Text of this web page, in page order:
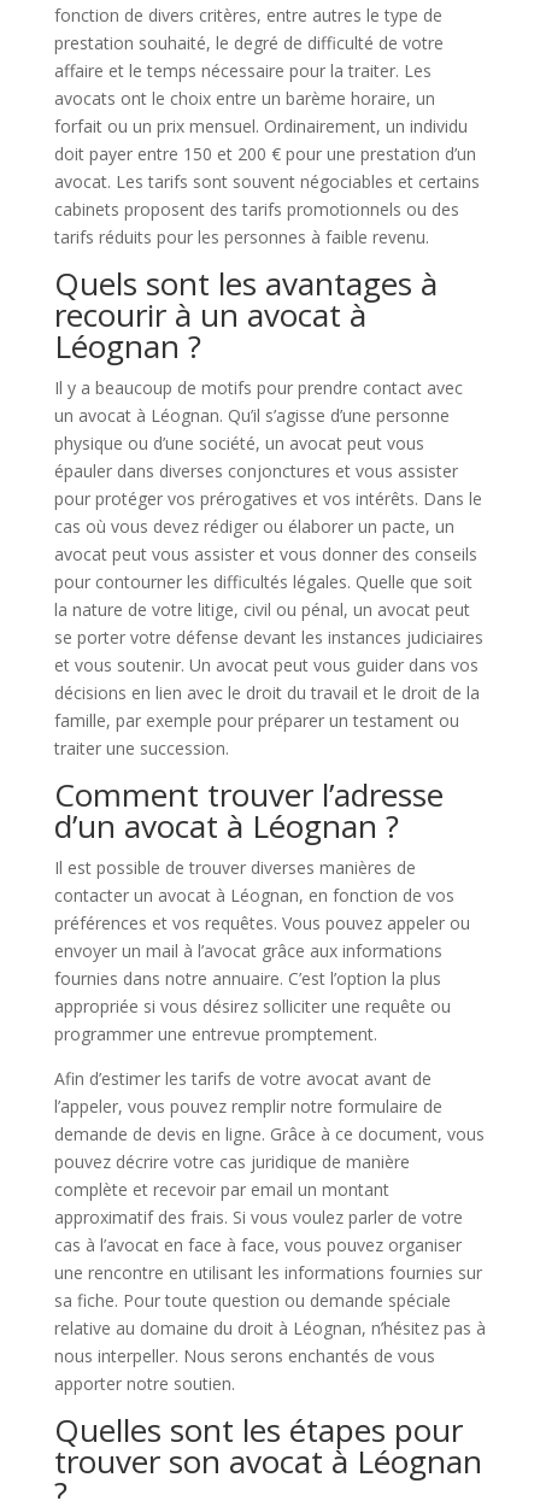
fonction de divers critères, entre autres le type de
prestation souhaité, le degré de difficulté de votre
affaire et le temps nécessaire pour la traiter. Les
avocats ont le choix entre un barème horaire, un
forfait ou un prix mensuel. Ordinairement, un individu
doit payer entre 150 et 200 € pour une prestation d’un
avocat. Les tarifs sont souvent négociables et certains
cabinets proposent des tarifs promotionnels ou des
tarifs réduits pour les personnes à faible revenu.
Quels sont les avantages à
recourir à un avocat à
Léognan ?
Il y a beaucoup de motifs pour prendre contact avec
un avocat à Léognan. Qu’il s’agisse d’une personne
physique ou d’une société, un avocat peut vous
épauler dans diverses conjonctures et vous assister
pour protéger vos prérogatives et vos intérêts. Dans le
cas où vous devez rédiger ou élaborer un pacte, un
avocat peut vous assister et vous donner des conseils
pour contourner les difficultés légales. Quelle que soit
la nature de votre litige, civil ou pénal, un avocat peut
se porter votre défense devant les instances judiciaires
et vous soutenir. Un avocat peut vous guider dans vos
décisions en lien avec le droit du travail et le droit de la
famille, par exemple pour préparer un testament ou
traiter une succession.
Comment trouver l’adresse
d’un avocat à Léognan ?
Il est possible de trouver diverses manières de
contacter un avocat à Léognan, en fonction de vos
préférences et vos requêtes. Vous pouvez appeler ou
envoyer un mail à l’avocat grâce aux informations
fournies dans notre annuaire. C’est l’option la plus
appropriée si vous désirez solliciter une requête ou
programmer une entrevue promptement.
Afin d’estimer les tarifs de votre avocat avant de
l’appeler, vous pouvez remplir notre formulaire de
demande de devis en ligne. Grâce à ce document, vous
pouvez décrire votre cas juridique de manière
complète et recevoir par email un montant
approximatif des frais. Si vous voulez parler de votre
cas à l’avocat en face à face, vous pouvez organiser
une rencontre en utilisant les informations fournies sur
sa fiche. Pour toute question ou demande spéciale
relative au domaine du droit à Léognan, n’hésitez pas à
nous interpeller. Nous serons enchantés de vous
apporter notre soutien.
Quelles sont les étapes pour
trouver son avocat à Léognan